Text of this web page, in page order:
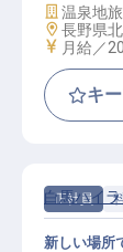
施設業態
温泉地
勤務地
長野県
給与
月給／
キ
正社員
白馬ハイ
新しい場所